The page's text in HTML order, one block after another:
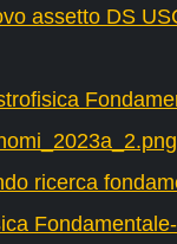
assetto DS
ricerca